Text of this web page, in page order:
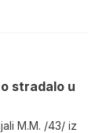
stradalo u
M.M. /43/ iz